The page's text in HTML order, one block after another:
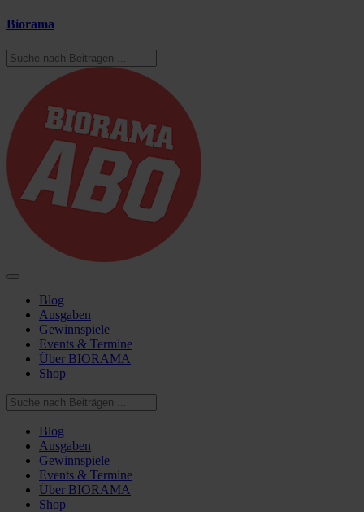
Biorama
Blog
Ausgaben
Gewinnspiele
Events & Termine
Über BIORAMA
Shop
Blog
Ausgaben
Gewinnspiele
Events & Termine
Über BIORAMA
Shop